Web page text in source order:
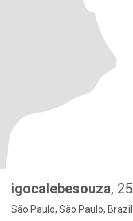
igocalebesouza, 25
São Paulo, São Paulo, Brazil